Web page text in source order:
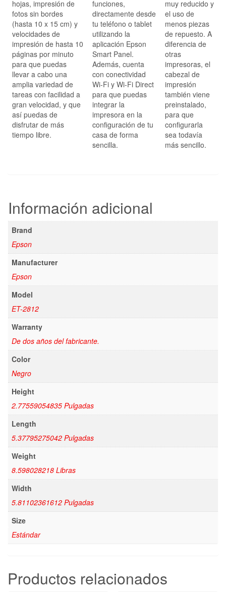
hojas, impresión de
fotos sin bordes
(hasta 10 x 15 cm) y
velocidades de
impresión de hasta 10
páginas por minuto
para que puedas
llevar a cabo una
amplia variedad de
tareas con facilidad a
gran velocidad, y que
así puedas de
disfrutar de más
tiempo libre.
funciones,
directamente desde
tu teléfono o tablet
utilizando la
aplicación Epson
Smart Panel.
Además, cuenta
con conectividad
Wi-Fi y Wi-Fi Direct
para que puedas
integrar la
impresora en la
configuración de tu
casa de forma
sencilla.
muy reducido y
el uso de
menos piezas
de repuesto. A
diferencia de
otras
impresoras, el
cabezal de
impresión
también viene
preinstalado,
para que
configurarla
sea todavía
más sencillo.
Información adicional
Brand
Epson
Manufacturer
Epson
Model
ET-2812
Warranty
De dos años del fabricante.
Color
Negro
Height
2.77559054835 Pulgadas
Length
5.37795275042 Pulgadas
Weight
8.598028218 Libras
Width
5.81102361612 Pulgadas
Size
Estándar
Productos relacionados